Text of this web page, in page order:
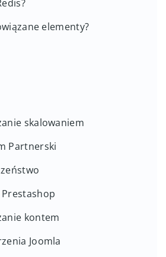
elementy?
skalowaniem
Partnerski
Prestashop
kontem
Joomla